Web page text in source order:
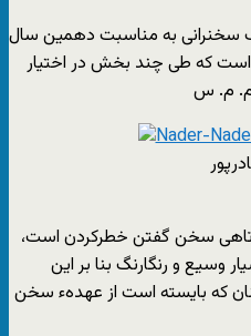
۲۰۰۹ در کادر یک سخنرانی به مناسبت دهمین سال
که طی چند بخش در اختیار
سخن گفتن خطرکردن است،
وسیع و رنگارنگ بنا بر این
که بایسته است از عهدهء سخن